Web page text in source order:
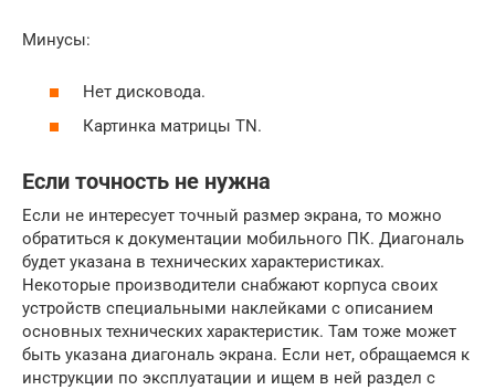
Минусы:
Нет дисковода.
Картинка матрицы TN.
Если точность не нужна
Если не интересует точный размер экрана, то можно
обратиться к документации мобильного ПК. Диагональ
будет указана в технических характеристиках.
Некоторые производители снабжают корпуса своих
устройств специальными наклейками с описанием
основных технических характеристик. Там тоже может
быть указана диагональ экрана. Если нет, обращаемся к
инструкции по эксплуатации и ищем в ней раздел с